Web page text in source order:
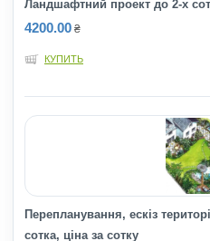
Ландшафтний проект до 2-х
4200.00 ₴
КУПИТЬ
Перепланування, ескіз
сотка, ціна за сотку